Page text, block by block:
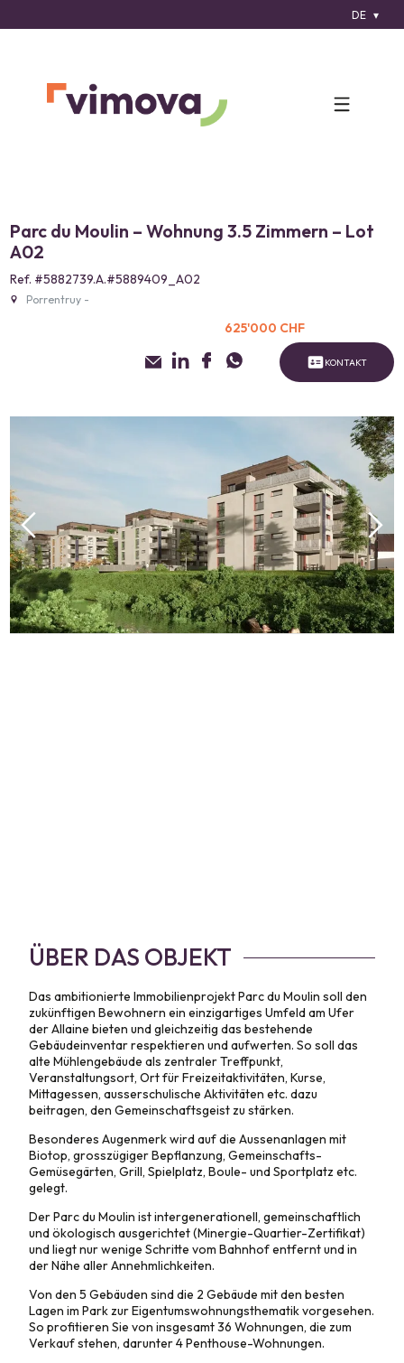
DE
Parc du Moulin – Wohnung 3.5 Zimmern – Lot
A02
Ref. #5882739.A.#5889409_A02
Porrentruy -
625'000 CHF
KONTAKT
ÜBER DAS OBJEKT
Das ambitionierte Immobilienprojekt Parc du Moulin soll den
zukünftigen Bewohnern ein einzigartiges Umfeld am Ufer
der Allaine bieten und gleichzeitig das bestehende
Gebäudeinventar respektieren und aufwerten. So soll das
alte Mühlengebäude als zentraler Treffpunkt,
Veranstaltungsort, Ort für Freizeitaktivitäten, Kurse,
Mittagessen, ausserschulische Aktivitäten etc. dazu
beitragen, den Gemeinschaftsgeist zu stärken.
Besonderes Augenmerk wird auf die Aussenanlagen mit
Biotop, grosszügiger Bepflanzung, Gemeinschafts-
Gemüsegärten, Grill, Spielplatz, Boule- und Sportplatz etc.
gelegt.
Der Parc du Moulin ist intergenerationell, gemeinschaftlich
und ökologisch ausgerichtet (Minergie-Quartier-Zertifikat)
und liegt nur wenige Schritte vom Bahnhof entfernt und in
der Nähe aller Annehmlichkeiten.
Von den 5 Gebäuden sind die 2 Gebäude mit den besten
Lagen im Park zur Eigentumswohnungsthematik vorgesehen.
So profitieren Sie von insgesamt 36 Wohnungen, die zum
Verkauf stehen, darunter 4 Penthouse-Wohnungen.